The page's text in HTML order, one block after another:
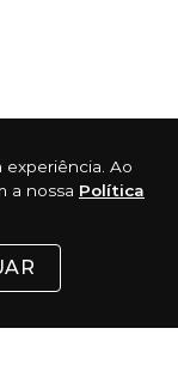
experiência. Ao
a nossa Política